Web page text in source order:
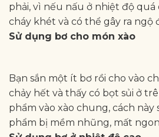
phải, vì nếu nấu ở nhiệt độ quá
cháy khét và có thể gây ra ngộ
Sử dụng bơ cho món xào
Bạn sắn một ít bơ rồi cho vào
chảy hết và thấy có bọt sủi ở
phẩm vào xào chung, cách
phẩm bị mềm nhũng, mất